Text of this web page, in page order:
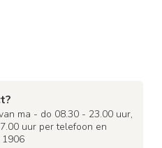
ma - do 08.30 - 23.00 uur,
uur per telefoon en